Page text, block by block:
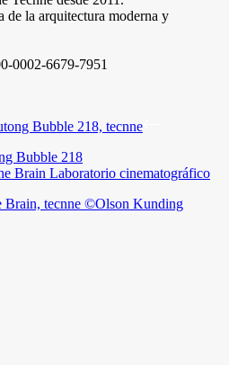
de la arquitectura moderna y
0002-6679-7951
Bubble 218
Brain Laboratorio cinematográfico